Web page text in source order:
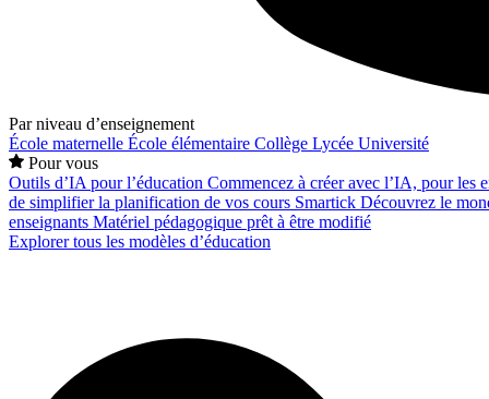
Par niveau d’enseignement
École maternelle École élémentaire Collège Lycée Université
Pour vous
Outils d’IA pour l’éducation Commencez à créer avec l’IA, pour les
de simplifier la planification de vos cours Smartick Découvrez le
enseignants Matériel pédagogique prêt à être modifié
Explorer tous les modèles d’éducation